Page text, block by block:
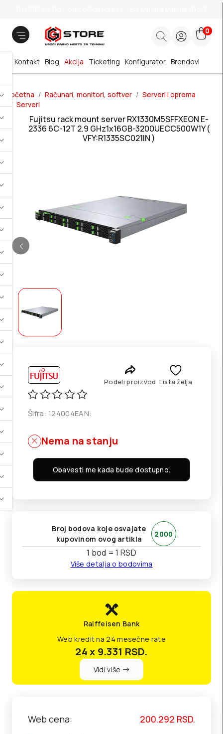
0
Brendovi
Blog Akcija
Kontakt Ticketing Konfigurator
Početna Računari, monitori, softver
Serveri i oprema
Serveri
Fujitsu rack mount server RX1330M5SFFXEON E-
2336 6C-12T 2.9 GHz1x16GB-3200UECC500W1Y (
VFY:R1335SC021IN )
Podeli proizvod Lista želja
Šifra: 124004EAN:
Nema na stanju
Obavesti me kada bude dostupno.
Broj bodova koje osvajate
kupovinom ovog artikla
2000
1 bod = 1 RSD
Više detalja o bodovima
Raiffeisen Bank
Web kredit na 24 mesečne rate
24 x 9.331 RSD.
Vidi više
Web cena: 200.292 RSD.